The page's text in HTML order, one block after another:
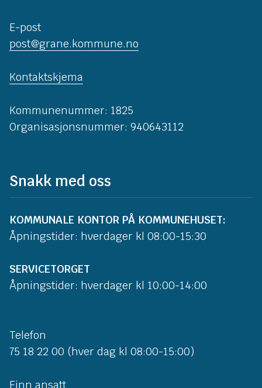
E-post
post@grane.kommune.no
Kontaktskjema
Kommunenummer: 1825
Organisasjonsnummer: 940643112
Snakk med oss
KOMMUNALE KONTOR PÅ KOMMUNEHUSET:
Åpningstider: hverdager kl 08:00-15:30
SERVICETORGET
Åpningstider: hverdager kl 10:00-14:00
Telefon
75 18 22 00 (hver dag kl 08:00-15:00)
Finn ansatt